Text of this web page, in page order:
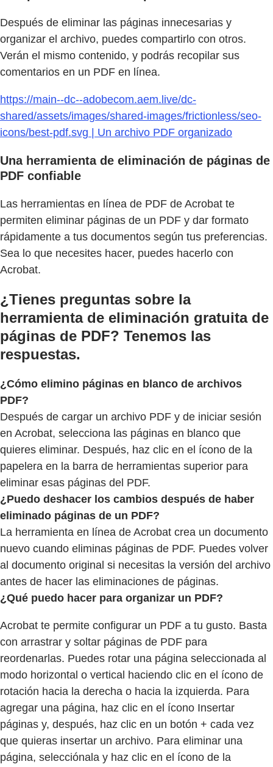
Después de eliminar las páginas innecesarias y
organizar el archivo, puedes compartirlo con otros.
Verán el mismo contenido, y podrás recopilar sus
comentarios en un PDF en línea.
https://main--dc--adobecom.aem.live/dc-
shared/assets/images/shared-images/frictionless/seo-
icons/best-pdf.svg | Un archivo PDF organizado
Una herramienta de eliminación de páginas de
PDF confiable
Las herramientas en línea de PDF de Acrobat te
permiten eliminar páginas de un PDF y dar formato
rápidamente a tus documentos según tus preferencias.
Sea lo que necesites hacer, puedes hacerlo con
Acrobat.
¿Tienes preguntas sobre la
herramienta de eliminación gratuita de
páginas de PDF? Tenemos las
respuestas.
¿Cómo elimino páginas en blanco de archivos
PDF?
Después de cargar un archivo PDF y de iniciar sesión
en Acrobat, selecciona las páginas en blanco que
quieres eliminar. Después, haz clic en el ícono de la
papelera en la barra de herramientas superior para
eliminar esas páginas del PDF.
¿Puedo deshacer los cambios después de haber
eliminado páginas de un PDF?
La herramienta en línea de Acrobat crea un documento
nuevo cuando eliminas páginas de PDF. Puedes volver
al documento original si necesitas la versión del archivo
antes de hacer las eliminaciones de páginas.
¿Qué puedo hacer para organizar un PDF?
Acrobat te permite configurar un PDF a tu gusto. Basta
con arrastrar y soltar páginas de PDF para
reordenarlas. Puedes rotar una página seleccionada al
modo horizontal o vertical haciendo clic en el ícono de
rotación hacia la derecha o hacia la izquierda. Para
agregar una página, haz clic en el ícono Insertar
páginas y, después, haz clic en un botón + cada vez
que quieras insertar un archivo. Para eliminar una
página, selecciónala y haz clic en el ícono de la